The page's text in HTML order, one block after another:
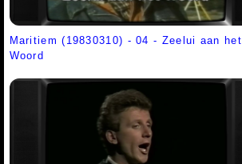
Maritiem (19830310) - 04 - Zeelui aan het
Woord